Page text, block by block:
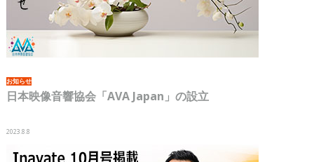
お知らせ
日本映像音響協会「AVA Japan」の設立
2023.8.8